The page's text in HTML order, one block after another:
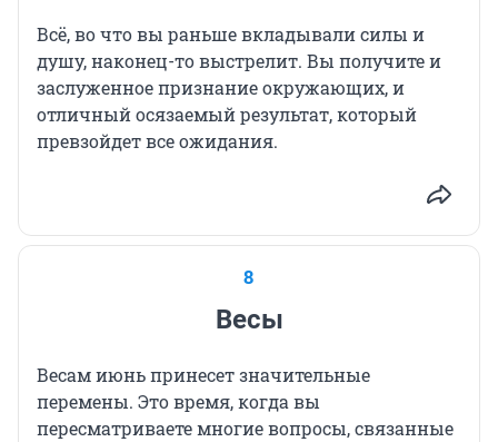
Всё, во что вы раньше вкладывали силы и
душу, наконец-то выстрелит. Вы получите и
заслуженное признание окружающих, и
отличный осязаемый результат, который
превзойдет все ожидания.
8
Весы
Весам июнь принесет значительные
перемены. Это время, когда вы
пересматриваете многие вопросы, связанные